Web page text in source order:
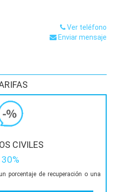
Ver teléfono
Enviar mensaje
CIVILES
30%
porcentaje de recuperación o una